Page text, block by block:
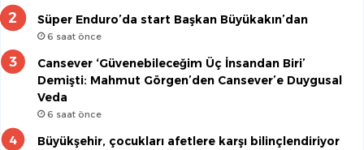
Süper Enduro’da start Başkan Büyükakın’dan
6 saat önce
Cansever ‘Güvenebileceğim Üç İnsandan Biri’
Demişti: Mahmut Görgen’den Cansever’e Duygusal
Veda
6 saat önce
Büyükşehir, çocukları afetlere karşı bilinçlendiriyor